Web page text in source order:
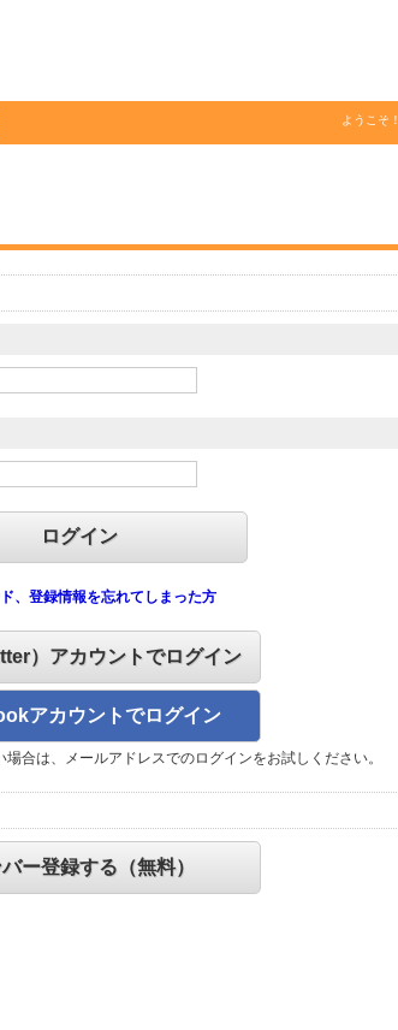
ようこそ！
、登録情報を忘れてしまった方
）アカウントでログイン
アカウントでログイン
合は、メールアドレスでのログインをお試しください。
ー登録する（無料）